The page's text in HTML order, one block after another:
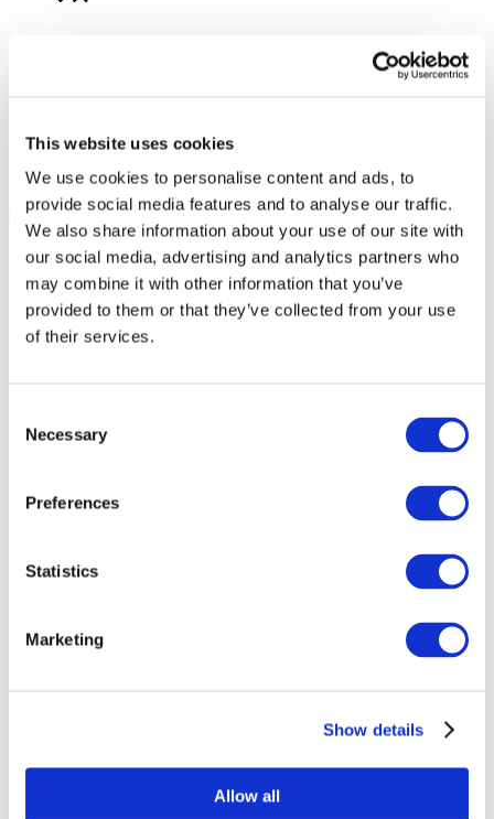
This website uses cookies
We use cookies to personalise content and ads, to
provide social media features and to analyse our traffic.
We also share information about your use of our site with
our social media, advertising and analytics partners who
may combine it with other information that you’ve
provided to them or that they’ve collected from your use
of their services.
Selection
Necessary
Preferences
Statistics
Marketing
Show details
Allow all
Összes
Concertos